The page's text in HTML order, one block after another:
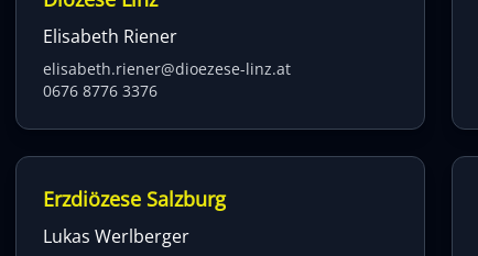
Elisabeth Riener
elisabeth.riener@dioezese-linz.at
0676 8776 3376
Erzdiözese Salzburg
Lukas Werlberger